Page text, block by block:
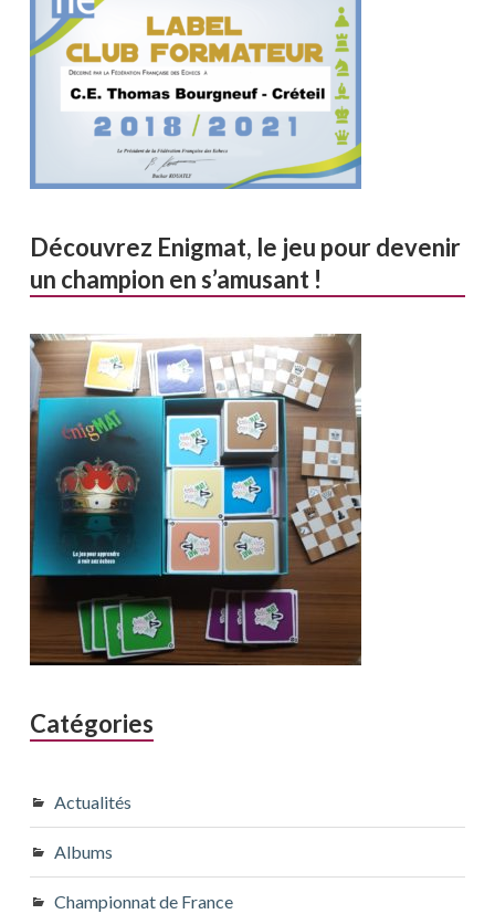
Découvrez Enigmat, le jeu pour devenir
un champion en s’amusant !
Catégories
Actualités
Albums
Championnat de France